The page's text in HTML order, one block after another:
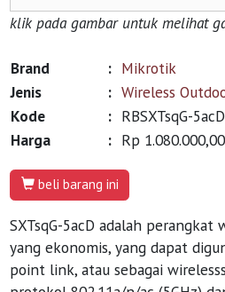
klik pada gambar untuk melihat
Brand : Mikrotik
Jenis
: Wireless
Kode
: RBSXTsqG-5acD
Harga
: Rp 1.080.000,00
beli barang ini
SXTsqG-5acD adalah perangkat
yang ekonomis, yang dapat
point link, atau sebagai